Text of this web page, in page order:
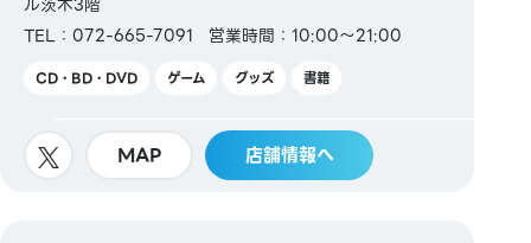
ル茨木3階
TEL：072-665-7091
営業時間：10:00～21:00
CD・BD・DVD ゲーム グッズ 書籍
MAP 店舗情報へ